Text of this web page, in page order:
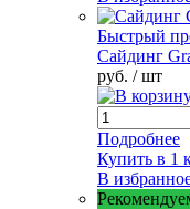
Быстрый
Сайдинг
руб. / шт
Подробнее
Купить в 1
В